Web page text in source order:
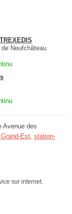
Neufchâteau
Avenue des
Est station-
sur internet.